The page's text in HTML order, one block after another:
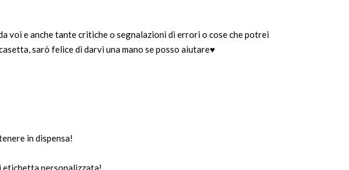
voi e anche tante critiche o segnalazioni di errori o cose che potrei
sarò felice di darvi una mano se posso aiutare♥
in dispensa!
etichetta personalizzata!